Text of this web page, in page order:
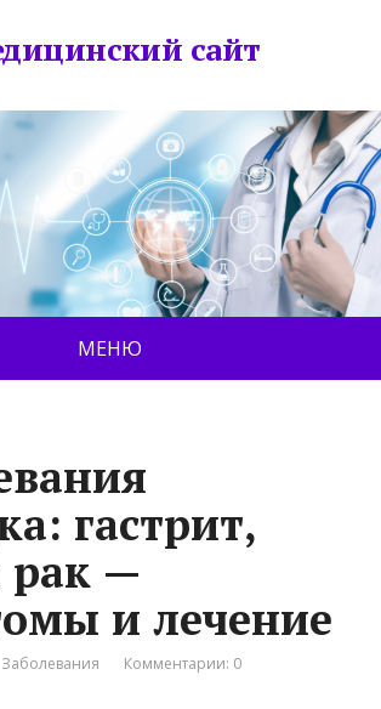
сайт
МЕНЮ
гастрит,
рак —
и лечение
Заболевания Комментарии: 0